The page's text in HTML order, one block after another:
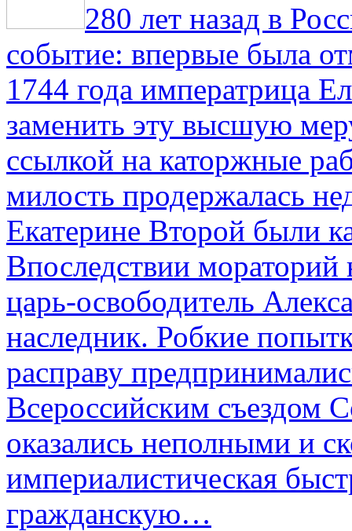
280 лет назад в
событие: впервые была
1744 года императрица
заменить эту высшую
ссылкой на каторжные
милость продержалась
Екатерине Второй были
Впоследствии мораторий
царь-освободитель
наследник. Робкие
расправу
Всероссийским съездом
оказались неполными и
империалистическая
гражданскую…